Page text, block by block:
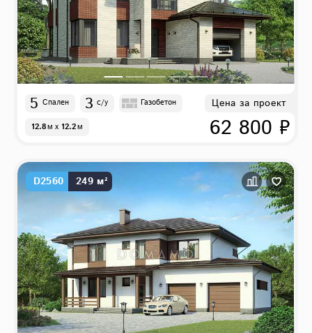
5 Спален 3 с/у Газобетон
12.8м x 12.2м
Цена за проект
62 800 ₽
D2560 249 м²